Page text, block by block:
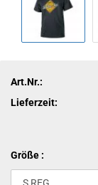
Art.Nr.:
Lieferzeit:
Größe :